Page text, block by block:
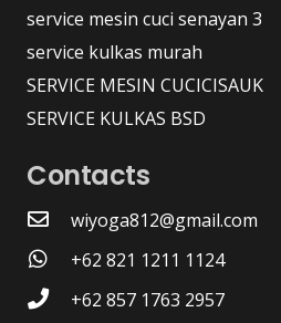
service mesin cuci senayan 3
service kulkas murah
SERVICE MESIN CUCICISAUK
SERVICE KULKAS BSD
Contacts
wiyoga812@gmail.com
+62 821 1211 1124
+62 857 1763 2957